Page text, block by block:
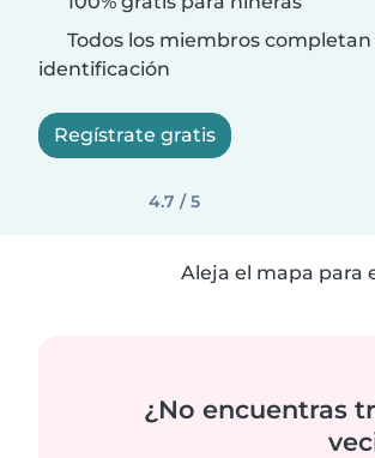
Todos los miembros
identificación
Regístrate gratis
4.7 / 5
Aleja el mapa para
¿No encuentras